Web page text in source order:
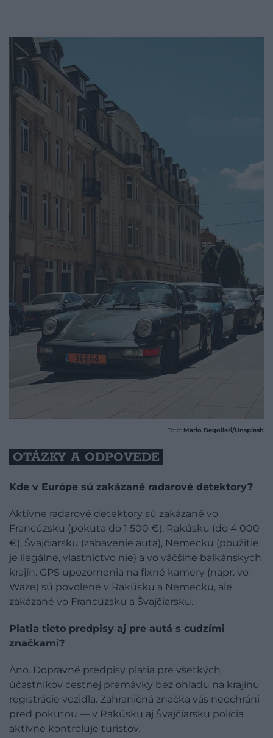
Foto: Mario Beqollari/Unsplash
OTÁZKY A ODPOVEDE
Kde v Európe sú zakázané radarové detektory?
Aktívne radarové detektory sú zakázané vo
Francúzsku (pokuta do 1 500 €), Rakúsku (do 4 000
€), Švajčiarsku (zabavenie auta), Nemecku (použitie
je ilegálne, vlastníctvo nie) a vo väčšine balkánskych
krajín. GPS upozornenia na fixné kamery (napr. vo
Waze) sú povolené v Rakúsku a Nemecku, ale
zakázané vo Francúzsku a Švajčiarsku.
Platia tieto predpisy aj pre autá s cudzími
značkami?
Áno. Dopravné predpisy platia pre všetkých
účastníkov cestnej premávky bez ohľadu na krajinu
registrácie vozidla. Zahraničná značka vás neochráni
pred pokutou — v Rakúsku aj Švajčiarsku polícia
aktívne kontroluje turistov.